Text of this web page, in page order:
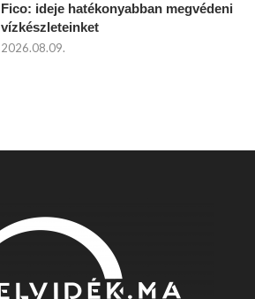
Fico: ideje hatékonyabban megvédeni
vízkészleteinket
2026.08.09.